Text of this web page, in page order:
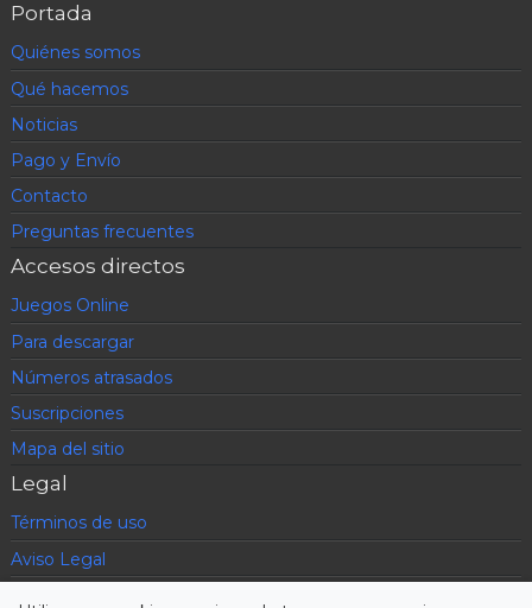
Portada
Quiénes somos
Qué hacemos
Noticias
Pago y Envío
Contacto
Preguntas frecuentes
Accesos directos
Juegos Online
Para descargar
Números atrasados
Suscripciones
Mapa del sitio
Legal
Términos de uso
Aviso Legal